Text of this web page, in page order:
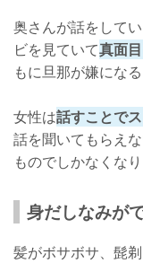
奥さんが話をして
ビを見ていて真面
もに旦那が嫌にな
女性は話すことで
話を聞いてもらえ
ものでしかなくなり
身だしなみが
髪がボサボサ、髭